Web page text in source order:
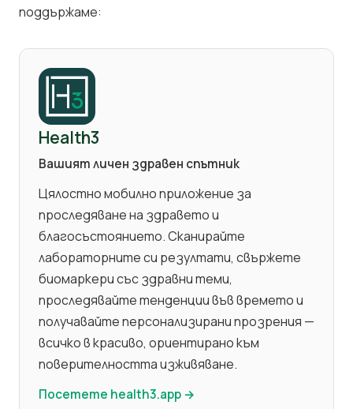
поддържаме:
Health3
Вашият личен здравен спътник
Цялостно мобилно приложение за
проследяване на здравето и
благосъстоянието. Сканирайте
лабораторните си резултати, свържете
биомаркери със здравни теми,
проследявайте тенденции във времето и
получавайте персонализирани прозрения —
всичко в красиво, ориентирано към
поверителността изживяване.
Посетете health3.app →